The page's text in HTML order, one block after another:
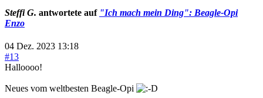
Steffi G. antwortete auf "Ich mach mein Ding": Beagle-Opi
Enzo
04 Dez. 2023 13:18
#13
Halloooo!
Neues vom weltbesten Beagle-Opi